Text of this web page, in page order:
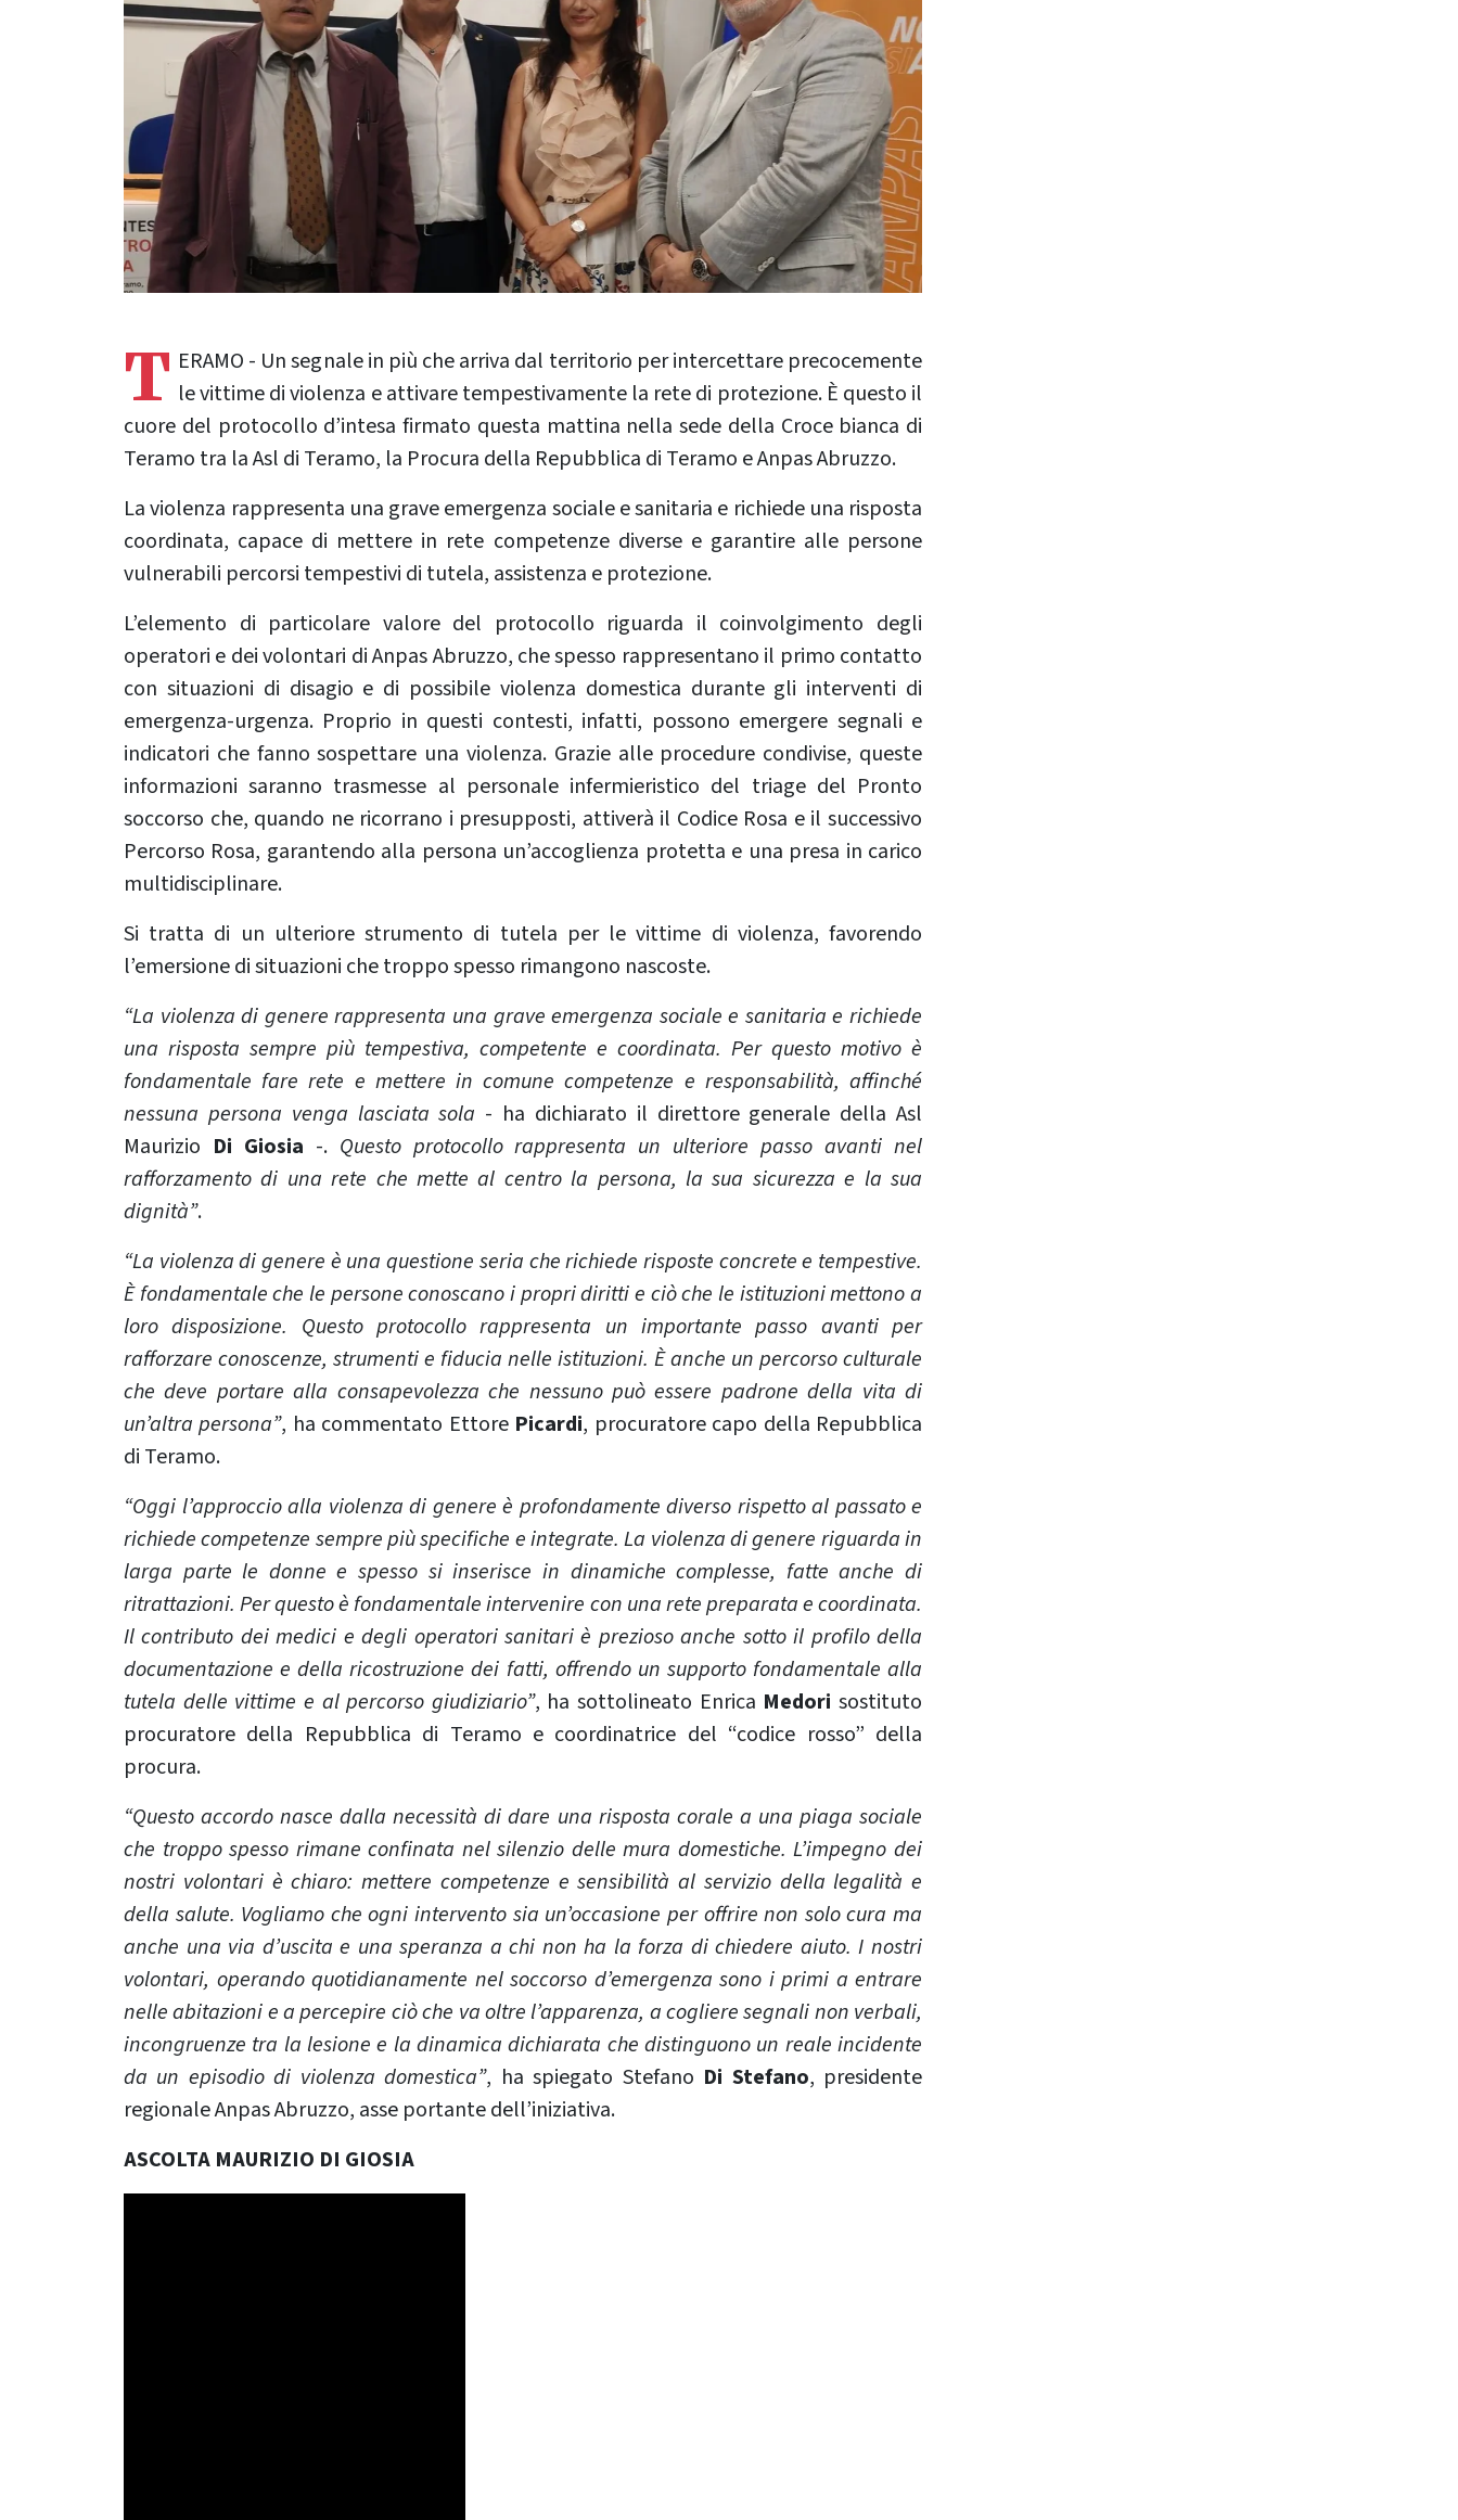
T ERAMO - Un segnale in più che arriva dal territorio per intercettare precocemente
le vittime di violenza e attivare tempestivamente la rete di protezione. È questo il
cuore del protocollo d’intesa firmato questa mattina nella sede della Croce bianca di
Teramo tra la Asl di Teramo, la Procura della Repubblica di Teramo e Anpas Abruzzo.
La violenza rappresenta una grave emergenza sociale e sanitaria e richiede una risposta
coordinata, capace di mettere in rete competenze diverse e garantire alle persone
vulnerabili percorsi tempestivi di tutela, assistenza e protezione.
L’elemento di particolare valore del protocollo riguarda il coinvolgimento degli
operatori e dei volontari di Anpas Abruzzo, che spesso rappresentano il primo contatto
con situazioni di disagio e di possibile violenza domestica durante gli interventi di
emergenza-urgenza. Proprio in questi contesti, infatti, possono emergere segnali e
indicatori che fanno sospettare una violenza. Grazie alle procedure condivise, queste
informazioni saranno trasmesse al personale infermieristico del triage del Pronto
soccorso che, quando ne ricorrano i presupposti, attiverà il Codice Rosa e il successivo
Percorso Rosa, garantendo alla persona un’accoglienza protetta e una presa in carico
multidisciplinare.
Si tratta di un ulteriore strumento di tutela per le vittime di violenza, favorendo
l’emersione di situazioni che troppo spesso rimangono nascoste.
“La violenza di genere rappresenta una grave emergenza sociale e sanitaria e richiede
una risposta sempre più tempestiva, competente e coordinata. Per questo motivo è
fondamentale fare rete e mettere in comune competenze e responsabilità, affinché
nessuna persona venga lasciata sola - ha dichiarato il direttore generale della Asl
Maurizio Di Giosia -. Questo protocollo rappresenta un ulteriore passo avanti nel
rafforzamento di una rete che mette al centro la persona, la sua sicurezza e la sua
dignità”.
“La violenza di genere è una questione seria che richiede risposte concrete e tempestive.
È fondamentale che le persone conoscano i propri diritti e ciò che le istituzioni mettono a
loro disposizione. Questo protocollo rappresenta un importante passo avanti per
rafforzare conoscenze, strumenti e fiducia nelle istituzioni. È anche un percorso culturale
che deve portare alla consapevolezza che nessuno può essere padrone della vita di
un’altra persona”, ha commentato Ettore Picardi, procuratore capo della Repubblica
di Teramo.
“Oggi l’approccio alla violenza di genere è profondamente diverso rispetto al passato e
richiede competenze sempre più specifiche e integrate. La violenza di genere riguarda in
larga parte le donne e spesso si inserisce in dinamiche complesse, fatte anche di
ritrattazioni. Per questo è fondamentale intervenire con una rete preparata e coordinata.
Il contributo dei medici e degli operatori sanitari è prezioso anche sotto il profilo della
documentazione e della ricostruzione dei fatti, offrendo un supporto fondamentale alla
tutela delle vittime e al percorso giudiziario”, ha sottolineato Enrica Medorisostituto
procuratore della Repubblica di Teramo e coordinatrice del “codice rosso” della
procura.
“Questo accordo nasce dalla necessità di dare una risposta corale a una piaga sociale
che troppo spesso rimane confinata nel silenzio delle mura domestiche. L’impegno dei
nostri volontari è chiaro: mettere competenze e sensibilità al servizio della legalità e
della salute. Vogliamo che ogni intervento sia un’occasione per offrire non solo cura ma
anche una via d’uscita e una speranza a chi non ha la forza di chiedere aiuto. I nostri
volontari, operando quotidianamente nel soccorso d’emergenza sono i primi a entrare
nelle abitazioni e a percepire ciò che va oltre l’apparenza, a cogliere segnali non verbali,
incongruenze tra la lesione e la dinamica dichiarata che distinguono un reale incidente
da un episodio di violenza domestica”, ha spiegato Stefano Di Stefano, presidente
regionale Anpas Abruzzo, asse portante dell’iniziativa.
ASCOLTA MAURIZIO DI GIOSIA